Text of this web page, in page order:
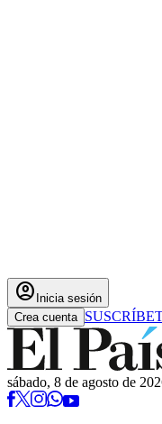
account_circle Inicia sesión
Crea cuenta
sábado, 8 de agosto de